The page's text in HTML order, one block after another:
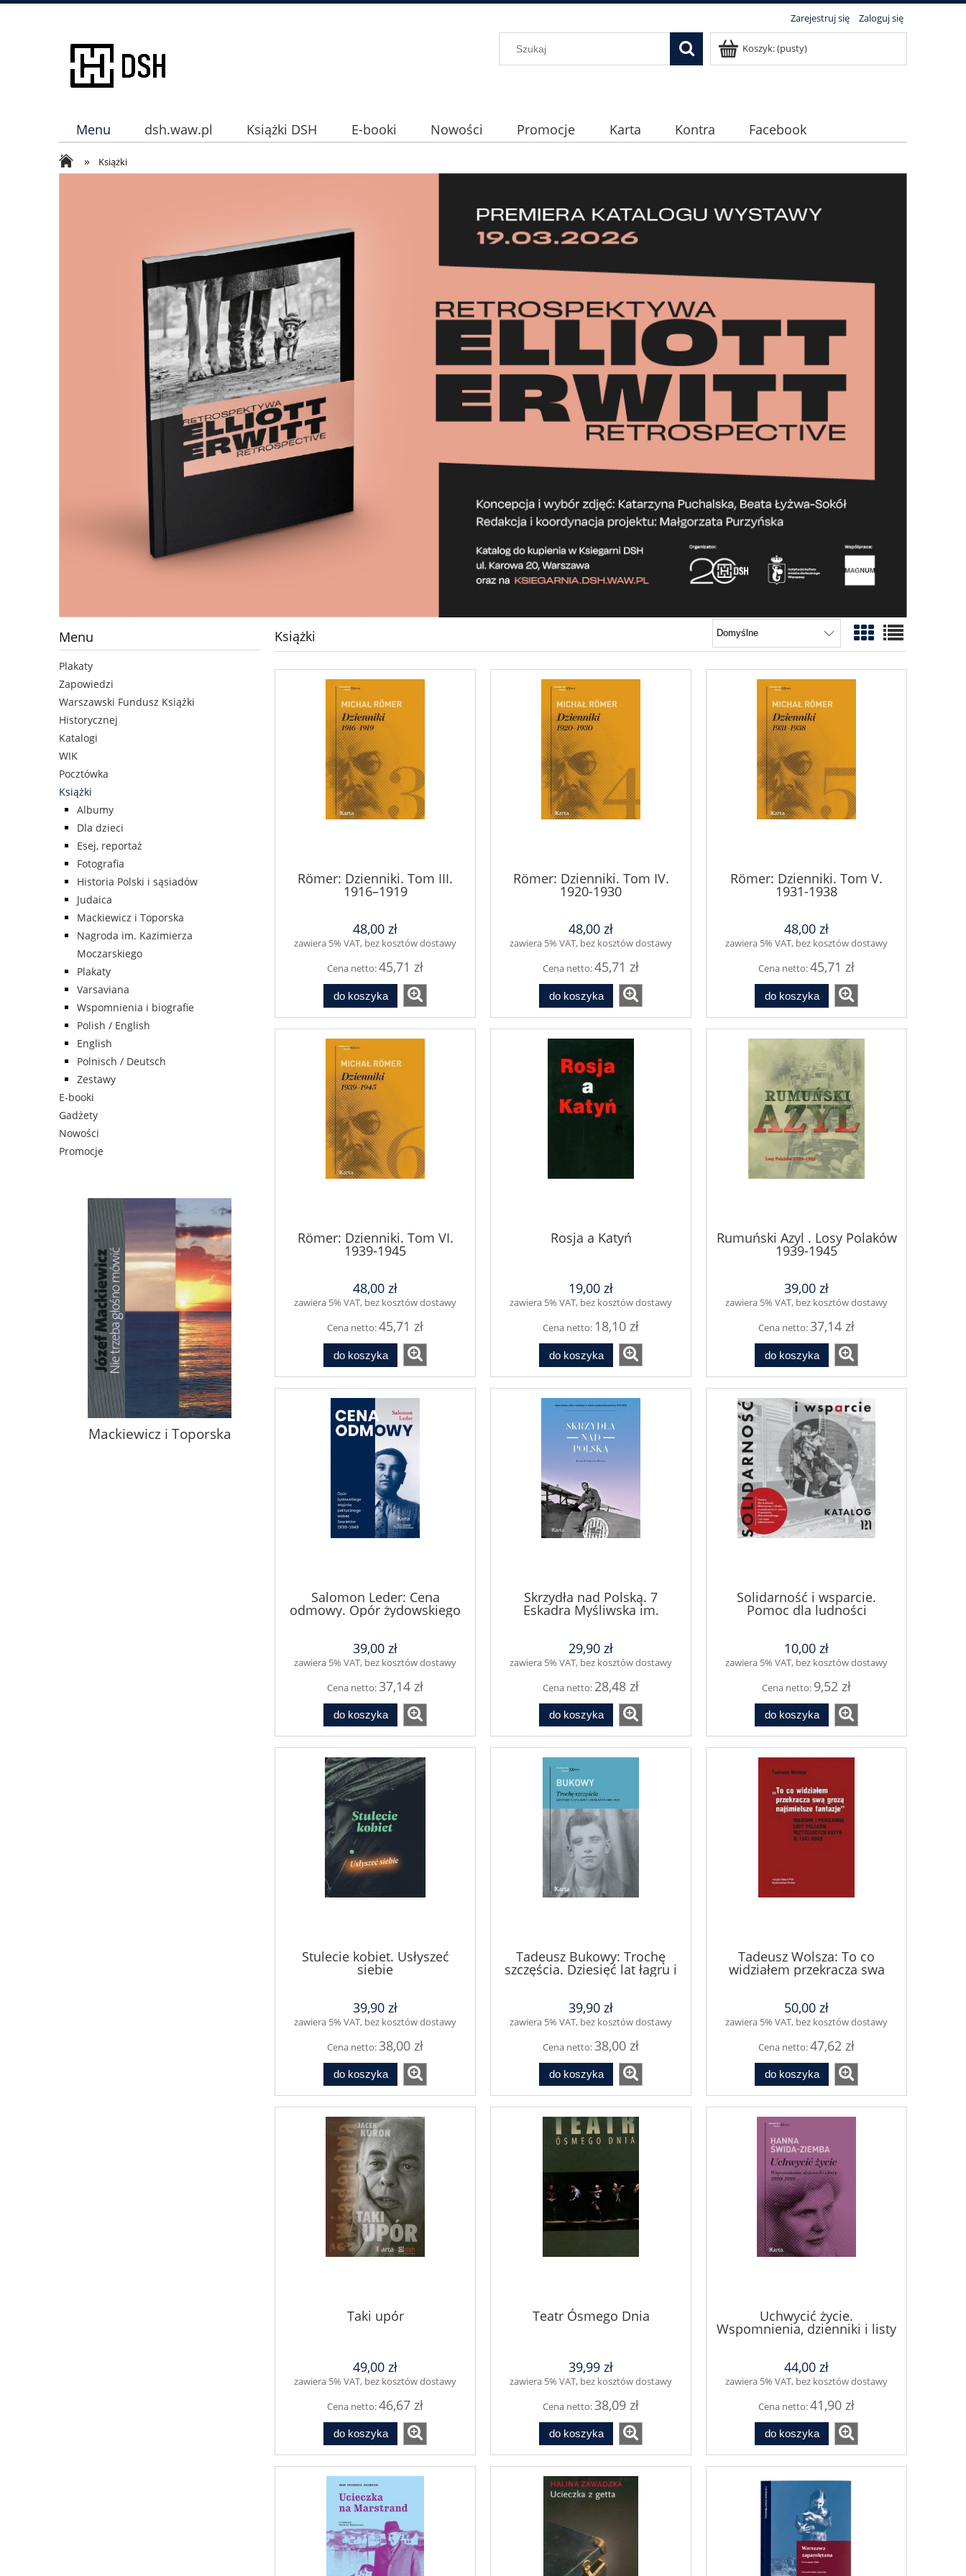
Zarejestruj się Zaloguj się
Koszyk:(pusty)
Menu dsh.waw.pl Książki DSH E-booki Nowości Promocje Karta Kontra
Facebook
Instagram
» Książki
Menu
Plakaty
Zapowiedzi
Warszawski Fundusz Książki
Historycznej
Katalogi
WIK
Pocztówka
Książki
Albumy
Dla dzieci
Esej, reportaż
Fotografia
Historia Polski i sąsiadów
Judaica
Mackiewicz i Toporska
Nagroda im. Kazimierza
Moczarskiego
Plakaty
Varsaviana
Wspomnienia i biografie
Polish / English
English
Polnisch / Deutsch
Zestawy
E-booki
Gadżety
Nowości
Promocje
Mackiewicz i Toporska
Książki
Römer: Dzienniki. Tom III.
1916–1919
48,00 zł
zawiera 5% VAT, bez kosztów dostawy
Cena netto:45,71 zł
do koszyka
Römer: Dzienniki. Tom IV.
1920-1930
48,00 zł
zawiera 5% VAT, bez kosztów dostawy
Cena netto:45,71 zł
do koszyka
Römer: Dzienniki. Tom V.
1931-1938
48,00 zł
zawiera 5% VAT, bez kosztów dostawy
Cena netto:45,71 zł
do koszyka
Römer: Dzienniki. Tom VI.
1939-1945
48,00 zł
zawiera 5% VAT, bez kosztów dostawy
Cena netto:45,71 zł
do koszyka
Rosja a Katyń
19,00 zł
zawiera 5% VAT, bez kosztów dostawy
Cena netto: 18,10 zł
do koszyka
Rumuński Azyl . Losy Polaków
1939-1945
39,00 zł
zawiera 5% VAT, bez kosztów dostawy
Cena netto:37,14 zł
do koszyka
Salomon Leder: Cena
odmowy. Opór żydowskiego
więźnia politycznego wobec
39,00 zł
zawiera 5% VAT, bez kosztów dostawy
Cena netto:37,14 zł
do koszyka
Skrzydła nad Polską. 7
Eskadra Myśliwska im.
Tadeusza Kościuszki
29,90 zł
zawiera 5% VAT, bez kosztów dostawy
Cena netto: 28,48 zł
do koszyka
Solidarność i wsparcie.
Pomoc dla ludności
Powstania Warszawskiego i
po jego zakończeniu
10,00 zł
zawiera 5% VAT, bez kosztów dostawy
Cena netto: 9,52 zł
do koszyka
Stulecie kobiet. Usłyszeć
siebie
39,90 zł
zawiera 5% VAT, bez kosztów dostawy
Cena netto:38,00 zł
do koszyka
Tadeusz Bukowy: Trochę
szczęścia. Dziesięć lat łagru i
zesłania 1945–1955
39,90 zł
zawiera 5% VAT, bez kosztów dostawy
Cena netto:38,00 zł
do koszyka
Tadeusz Wolsza: To co
widziałem przekracza swa
grozą najśmielsze fantazje.
Polaków wizytujących Katyń
w 1943 roku
50,00 zł
zawiera 5% VAT, bez kosztów dostawy
Cena netto:47,62 zł
do koszyka
Taki upór
49,00 zł
zawiera 5% VAT, bez kosztów dostawy
Cena netto:46,67 zł
do koszyka
Teatr Ósmego Dnia
39,99 zł
zawiera 5% VAT, bez kosztów dostawy
Cena netto:38,09 zł
do koszyka
Uchwycić życie.
Wspomnienia, dzienniki i listy
44,00 zł
zawiera 5% VAT, bez kosztów dostawy
Cena netto:41,90 zł
do koszyka